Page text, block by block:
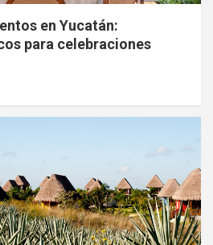
en Yucatán:
para celebraciones